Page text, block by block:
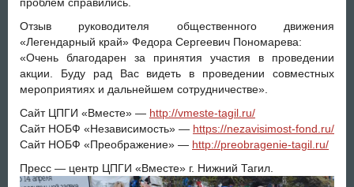
проблем справились.
Отзыв руководителя общественного движения
«Легендарный край» Федора Сергеевич Пономарева:
«Очень благодарен за принятия участия в проведении
акции. Буду рад Вас видеть в проведении совместных
мероприятиях и дальнейшем сотрудничестве».
Сайт ЦПГИ «Вместе» — http://vmeste-tagil.ru/
Сайт НОБФ «Независимость» — https://nezavisimost-fond.ru/
Сайт НОБФ «Преображение» — http://preobragenie-tagil.ru/
Пресс — центр ЦПГИ «Вместе» г. Нижний Тагил.